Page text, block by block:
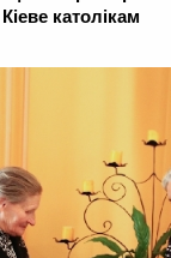
католікам